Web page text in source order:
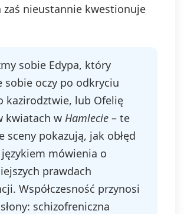
nieustannie kwestionuje
sobie Edypa, który
sobie oczy po odkryciu
kazirodztwie, lub Ofelię
kwiatach w Hamlecie – te
sceny pokazują, jak obłęd
mówienia o
prawdach
Współczesność przynosi
schizofreniczna